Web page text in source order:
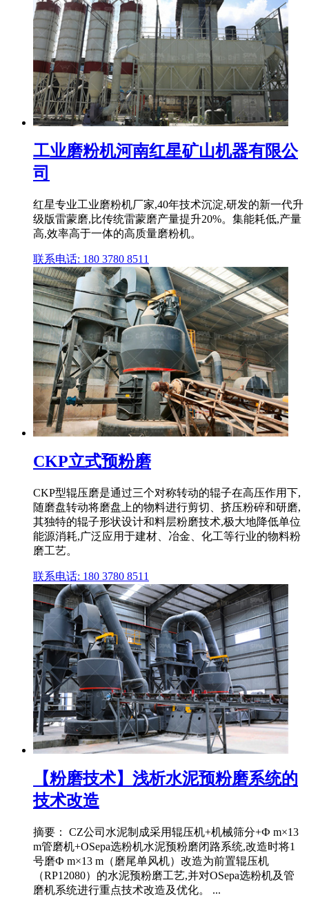
工业磨粉机河南红星矿山机器有限公
司
红星专业工业磨粉机厂家,40年技术沉淀,研发的新一代升
级版雷蒙磨,比传统雷蒙磨产量提升20%。集能耗低,产量
高,效率高于一体的高质量磨粉机。
联系电话: 180 3780 8511
CKP立式预粉磨
CKP型辊压磨是通过三个对称转动的辊子在高压作用下,
随磨盘转动将磨盘上的物料进行剪切、挤压粉碎和研磨,
其独特的辊子形状设计和料层粉磨技术,极大地降低单位
能源消耗,广泛应用于建材、冶金、化工等行业的物料粉
磨工艺。
联系电话: 180 3780 8511
【粉磨技术】浅析水泥预粉磨系统的
技术改造
摘要： CZ公司水泥制成采用辊压机+机械筛分+Ф m×13
m管磨机+OSepa选粉机水泥预粉磨闭路系统,改造时将1
号磨Ф m×13 m（磨尾单风机）改造为前置辊压机
（RP12080）的水泥预粉磨工艺,并对OSepa选粉机及管
磨机系统进行重点技术改造及优化。 ...